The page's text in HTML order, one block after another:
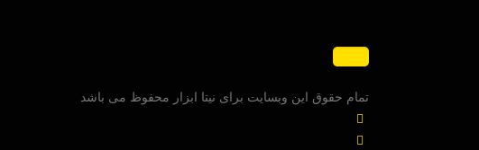
تمام حقوق این وبسایت برای نیتا ابزار محفوظ می باشد